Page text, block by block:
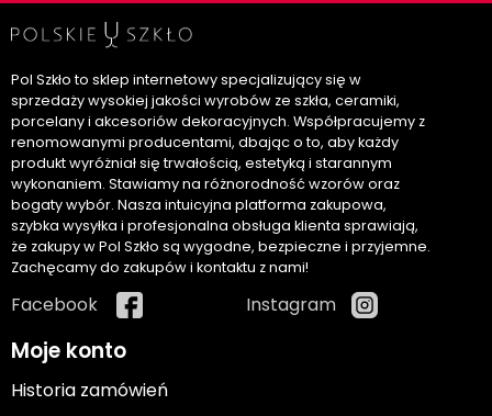
Pol Szkło to sklep internetowy specjalizujący się w
sprzedaży wysokiej jakości wyrobów ze szkła, ceramiki,
porcelany i akcesoriów dekoracyjnych. Współpracujemy z
renomowanymi producentami, dbając o to, aby każdy
produkt wyróżniał się trwałością, estetyką i starannym
wykonaniem. Stawiamy na różnorodność wzorów oraz
bogaty wybór. Nasza intuicyjna platforma zakupowa,
szybka wysyłka i profesjonalna obsługa klienta sprawiają,
że zakupy w Pol Szkło są wygodne, bezpieczne i przyjemne.
Zachęcamy do zakupów i kontaktu z nami!
Facebook Instagram
Moje konto
Historia zamówień